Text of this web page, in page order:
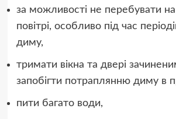
за можливості не перебувати
повітрі, особливо під час
диму,
тримати вікна та двері
запобігти потраплянню диму в
пити багато води,